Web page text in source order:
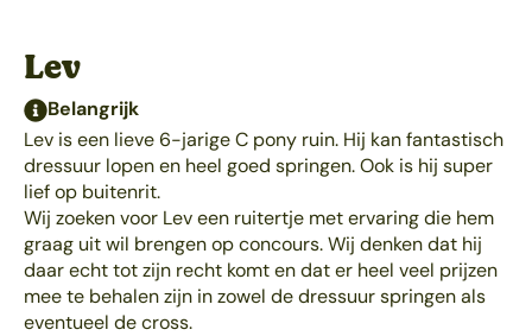
Lev
Belangrijk
Lev is een lieve 6-jarige C pony ruin. Hij kan fantastisch
dressuur lopen en heel goed springen. Ook is hij super
lief op buitenrit.
Wij zoeken voor Lev een ruitertje met ervaring die hem
graag uit wil brengen op concours. Wij denken dat hij
daar echt tot zijn recht komt en dat er heel veel prijzen
mee te behalen zijn in zowel de dressuur springen als
eventueel de cross.